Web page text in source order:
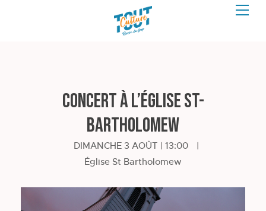
Concert à l’église St-
Bartholomew
DIMANCHE 3 AOÛT | 13:00
|
Église St Bartholomew